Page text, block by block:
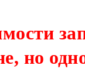
но